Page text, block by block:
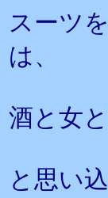
スーツ
は、
酒と女
と思い